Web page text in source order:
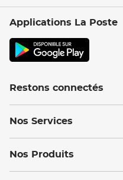
Applications La Poste
Restons connectés
Nos Services
Nos Produits